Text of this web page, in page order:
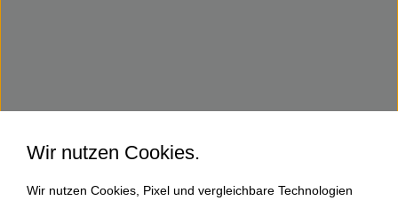
Wir nutzen Cookies.
Wir nutzen Cookies, Pixel und vergleichbare Technologien